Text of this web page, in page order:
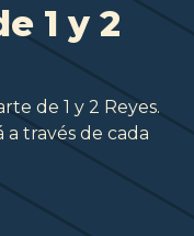
1 y 2
de 1 y 2 Reyes.
través de cada